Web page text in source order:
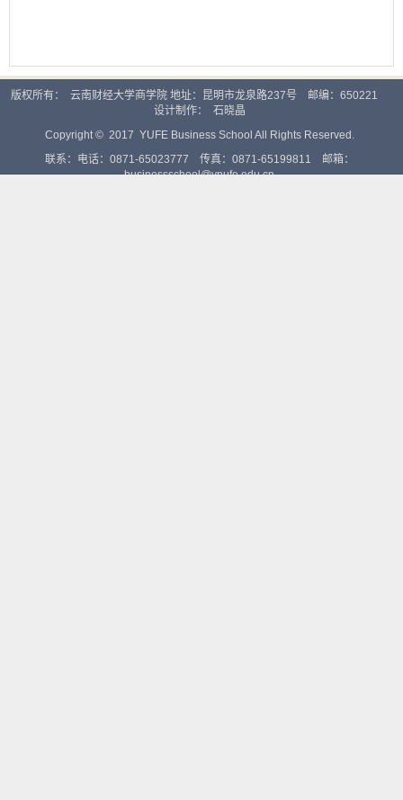
版权所有： 云南财经大学商学院 地址：昆明市龙泉路237号 邮编：650221
设计制作： 石晓晶
Copyright © 2017 YUFE Business School All Rights Reserved.
联系：电话：0871-65023777 传真：0871-65199811 邮箱：
businessschool@ynufe.edu.cn